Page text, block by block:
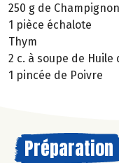
250 g de
1 pièce échalote
Thym
2 c. à soupe de Huile
1 pincée de Poivre
Préparation